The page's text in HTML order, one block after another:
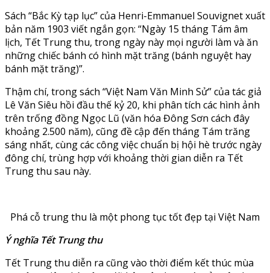
Sách “Bắc Kỳ tạp lục” của Henri-Emmanuel Souvignet xuất
bản năm 1903 viết ngắn gọn: “Ngày 15 tháng Tám âm
lịch, Tết Trung thu, trong ngày này mọi người làm và ăn
những chiếc bánh có hình mặt trăng (bánh nguyệt hay
bánh mặt trăng)”.
Thậm chí, trong sách “Việt Nam Văn Minh Sử” của tác giả
Lê Văn Siêu hồi đầu thế kỷ 20, khi phân tích các hình ảnh
trên trống đồng Ngọc Lũ (văn hóa Đông Sơn cách đây
khoảng 2.500 năm), cũng đề cập đến tháng Tám trăng
sáng nhất, cùng các công việc chuẩn bị hội hè trước ngày
đông chí, trùng hợp với khoảng thời gian diễn ra Tết
Trung thu sau này.
Phá cỗ trung thu là một phong tục tốt đẹp tại Việt Nam
Ý nghĩa Tết Trung thu
Tết Trung thu diễn ra cũng vào thời điểm kết thúc mùa